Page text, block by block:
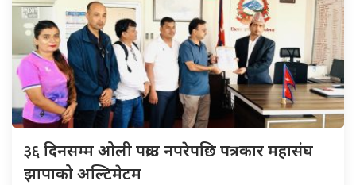
३६दिनसम्म ओली पक्राउ नपरेपछि पत्रकार महासंघ
झापाको अल्टिमेटम